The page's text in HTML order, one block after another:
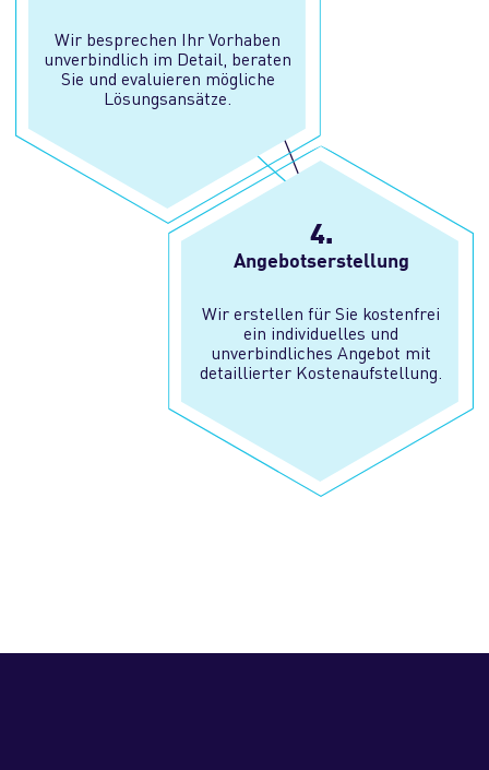
Wir besprechen Ihr Vorhaben
unverbindlich im Detail, beraten
Sie und evaluieren mögliche
Lösungsansätze.
4.
Angebots­erstellung
Wir erstellen für Sie kostenfrei
ein individuelles und
unverbindliches Angebot mit
detaillierter Kostenaufstellung.